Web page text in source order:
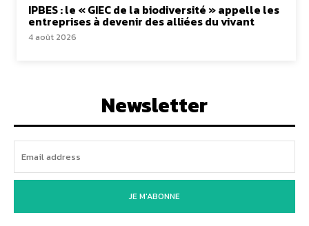
IPBES : le « GIEC de la biodiversité » appelle les
entreprises à devenir des alliées du vivant
4 août 2026
Newsletter
JE M'ABONNE